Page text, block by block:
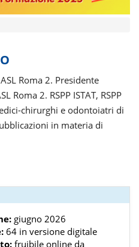
Roma 2. Presidente
Roma 2. RSPP ISTAT, RSPP
chirurghi e odontoiatri di
in materia di
giugno 2026
64 in versione digitale
fruibile online da